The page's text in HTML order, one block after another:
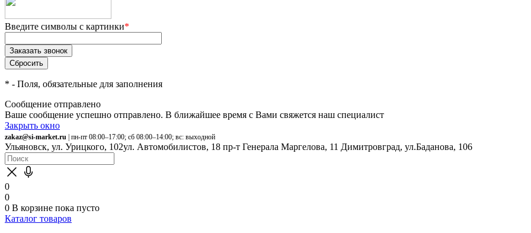
Введите символы с картинки*
* - Поля, обязательные для заполнения
Сообщение отправлено
Ваше сообщение успешно отправлено. В ближайшее время с Вами свяжется наш специалист
Закрыть окно
zakaz@si-market.ru | пн-пт 08:00–17:00; сб 08:00–14:00; вс: выходной
Ульяновск, ул. Урицкого, 102ул. Автомобилистов, 18 пр-т Генерала Маргелова, 11 Димитровград, ул.Баданова, 106
0
0
0 В корзине пока пусто
Каталог товаров